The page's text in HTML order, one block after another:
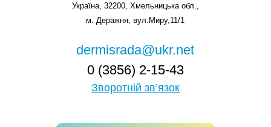
Україна, 32200, Хмельницька обл.,
м. Деражня, вул.Миру,11/1
dermisrada@ukr.net
0 (3856) 2-15-43
Зворотній зв’язок